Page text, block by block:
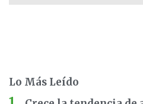
Lo Más Leído